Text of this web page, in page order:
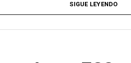
la construcción decinco
. Es una actuación que
esa zona y que simboliza muy
SIGUE LEYENDO